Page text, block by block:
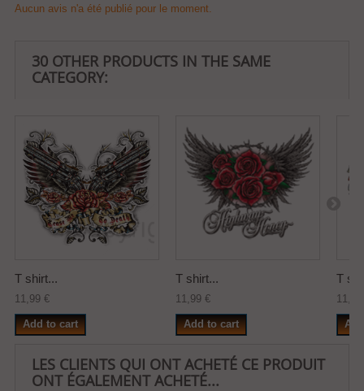
Aucun avis n'a été publié pour le moment.
30 OTHER PRODUCTS IN THE SAME
CATEGORY:
T shirt...
11,99 €
Add to cart
T shirt...
11,99 €
Add to cart
T
LES CLIENTS QUI ONT ACHETÉ CE PRODUIT
ONT ÉGALEMENT ACHETÉ...